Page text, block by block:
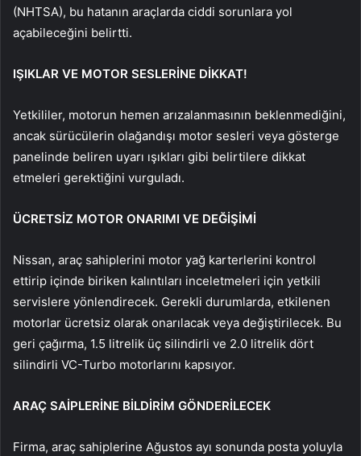
(NHTSA), bu hatanın araçlarda ciddi sorunlara yol
açabileceğini belirtti.
IŞIKLAR VE MOTOR SESLERİNE DİKKAT!
Yetkililer, motorun hemen arızalanmasının beklenmediğini,
ancak sürücülerin olağandışı motor sesleri veya gösterge
panelinde beliren uyarı ışıkları gibi belirtilere dikkat
etmeleri gerektiğini vurguladı.
ÜCRETSİZ MOTOR ONARIMI VE DEĞİŞİMİ
Nissan, araç sahiplerini motor yağ karterlerini kontrol
ettirip içinde biriken kalıntıları inceletmeleri için yetkili
servislere yönlendirecek. Gerekli durumlarda, etkilenen
motorlar ücretsiz olarak onarılacak veya değiştirilecek. Bu
geri çağırma, 1.5 litrelik üç silindirli ve 2.0 litrelik dört
silindirli VC-Turbo motorlarını kapsıyor.
ARAÇ SAİPLERİNE BİLDİRİM GÖNDERİLECEK
Firma, araç sahiplerine Ağustos ayı sonunda posta yoluyla